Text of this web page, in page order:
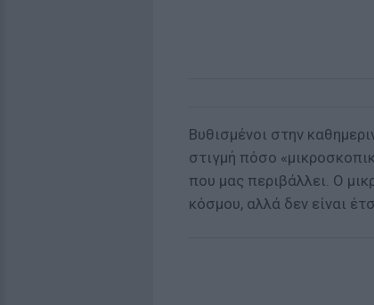
Βυθισμένοι στην
στιγμή πόσο
που μας περιβάλλει. Ο
κόσμου, αλλά δεν είναι